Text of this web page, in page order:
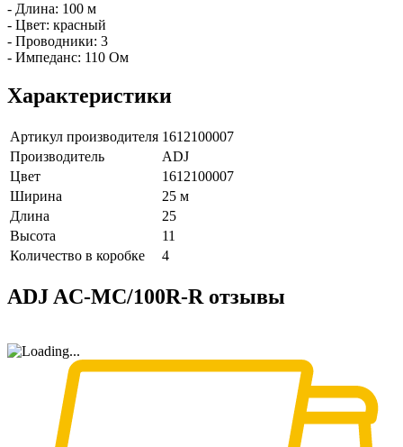
- Длина: 100 м
- Цвет: красный
- Проводники: 3
- Импеданс: 110 Ом
Характеристики
Артикул производителя 1612100007
Производитель
ADJ
Цвет
1612100007
Ширина
25 м
Длина
25
Высота
11
Количество в коробке
4
ADJ AC-MC/100R-R отзывы